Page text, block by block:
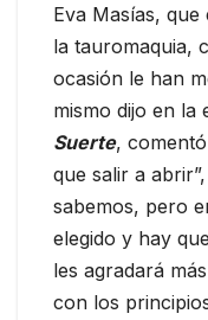
Eva Masías,
la tauromaquia,
ocasión le han
mismo dijo en la
Suerte,
que salir a
sabemos, pero
elegido y hay
les agradará
con los